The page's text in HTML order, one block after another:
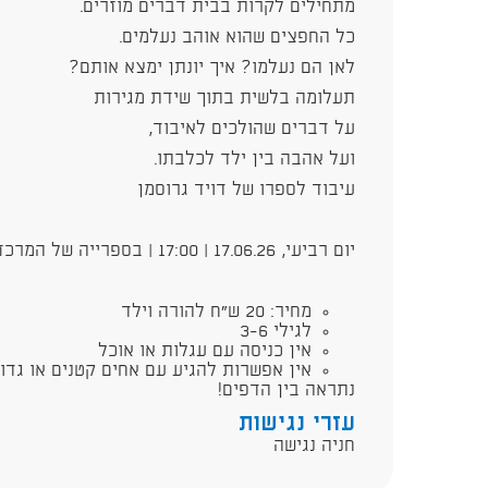
מתחילים לקרות בבית דברים מוזרים.
כל החפצים שהוא אוהב נעלמים.
לאן הם נעלמו? איך יונתן ימצא אותם?
תעלומה בלשית בתוך שידת מגירות
על דברים שהולכים לאיבוד,
ועל אהבה בין ילד לכלבתו.
עיבוד לספרו של דויד גרוסמן
יום רביעי, 17.06.26 | 17:00 | בספרייה של המרכז הקהילתי
מחיר: 20 ש"ח להורה וילד
לגילי 3-6
אין כניסה עם עגלות או אוכל
אין אפשרות להגיע עם אחים קטנים או
נתראה בין הדפים!
עזרי נגישות
חניה נגישה